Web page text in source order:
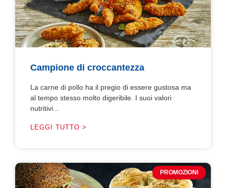
Campione di croccantezza
La carne di pollo ha il pregio di essere gustosa ma
al tempo stesso molto digeribile. I suoi valori
nutritivi...
LEGGI TUTTO >
PROMOZIONI